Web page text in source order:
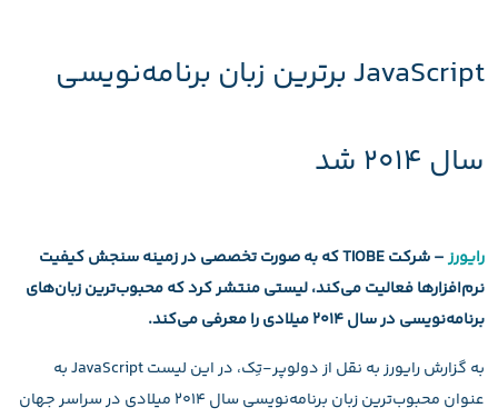
JavaScript برترین زبان برنامه‌نویسی
سال ۲۰۱۴ شد
رایورز
– شرکت TIOBE که به صورت تخصصی در زمینه سنجش کیفیت
نرم‌افزارها فعالیت می‌کند، لیستی منتشر کرد که محبوب‌ترین زبان‌های
برنامه‌نویسی در سال ۲۰۱۴ میلادی را معرفی می‌کند.
به گزارش رایورز به نقل از دولوپر-تِک، در این لیست JavaScript به
عنوان محبوب‌ترین زبان برنامه‌نویسی سال ۲۰۱۴ میلادی در سراسر جهان